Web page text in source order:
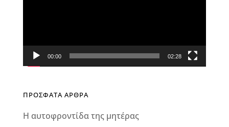
00:00 02:28
ΠΡΟΣΦΑΤΑ ΑΡΘΡΑ
Η αυτοφροντίδα της μητέρας